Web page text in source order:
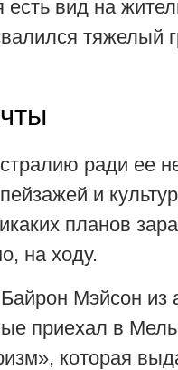
есть вид на
тяжелый
ради ее
и
планов
на ходу.
Мэйсон из
приехал в
которая